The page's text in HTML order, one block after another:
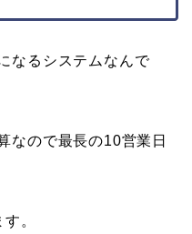
なるシステムなんで
なので最長の10営業日
。